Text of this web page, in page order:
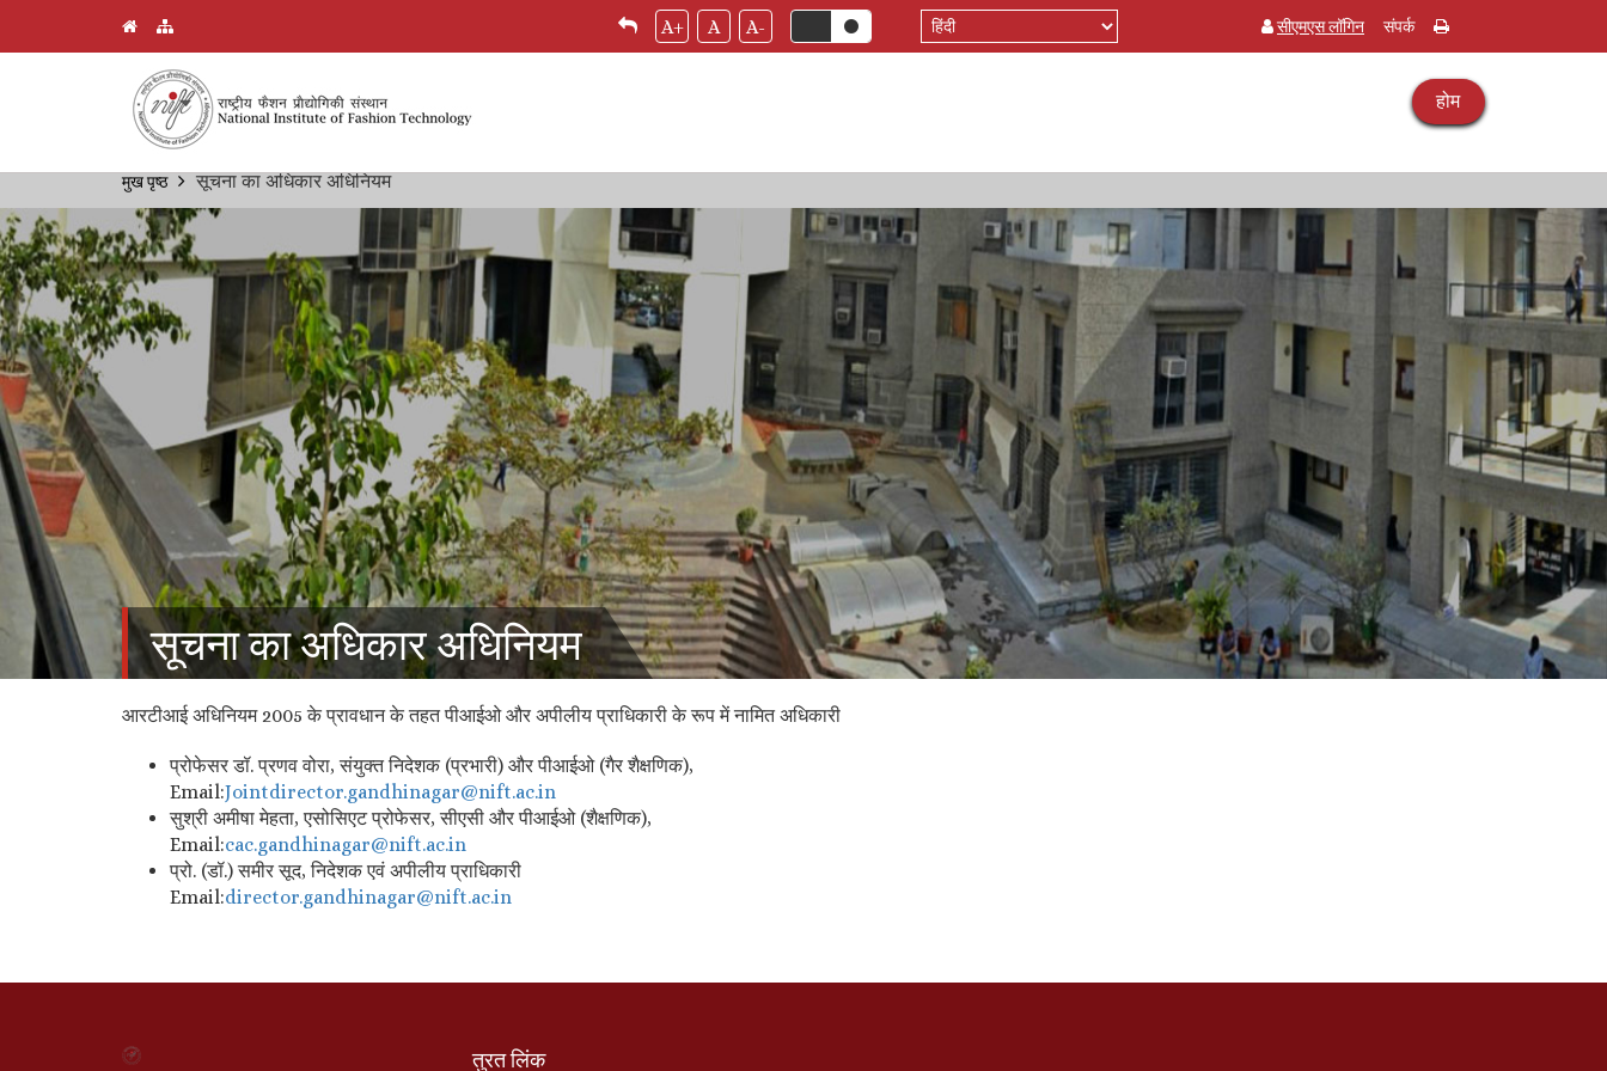
Skip
main
content
A+ A A-
Select
your
सीएमएस लॉगिन संपर्क
होम
Breadcrumb
मुख पृष्ठ सूचना का अधिकार अधिनियम
सूचना का अधिकार अधिनियम
आरटीआई अधिनियम 2005 के प्रावधान के तहत पीआईओ और अपीलीय प्राधिकारी के रूप में नामित अधिकारी
प्रोफेसर डॉ. प्रणव वोरा, संयुक्त निदेशक (प्रभारी) और पीआईओ (गैर शैक्षणिक),
Email:Jointdirector.gandhinagar@nift.ac.in
सुश्री अमीषा मेहता, एसोसिएट प्रोफेसर, सीएसी और पीआईओ (शैक्षणिक),
Email:cac.gandhinagar@nift.ac.in
प्रो. (डॉ.) समीर सूद, निदेशक एवं अपीलीय प्राधिकारी
Email:director.gandhinagar@nift.ac.in
तुरत लिंक